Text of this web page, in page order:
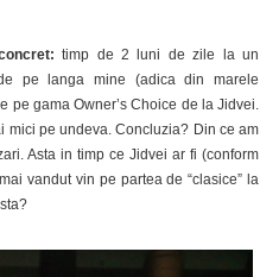
timp de 2 luni de zile la un
pe langa mine (adica din marele
pe gama Owner’s Choice de la Jidvei.
mici pe undeva. Concluzia? Din ce am
Asta in timp ce Jidvei ar fi (conform
vandut vin pe partea de “clasice” la